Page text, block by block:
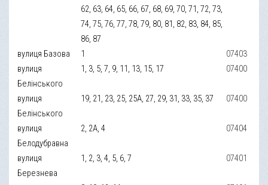
62, 63, 64, 65, 66, 67, 68, 69, 70, 71, 72, 73,
74, 75, 76, 77, 78, 79, 80, 81, 82, 83, 84, 85,
86, 87
вулиця Базова 1
07403
вулиця
Белінського
1, 3, 5, 7, 9, 11, 13, 15, 17 07400
вулиця
Белінського
19, 21, 23, 25, 25А, 27, 29, 31, 33, 35, 37 07400
вулиця
Белодубравна
2, 2А, 4 07404
вулиця
Березнева
1, 2, 3, 4, 5, 6, 7 07401